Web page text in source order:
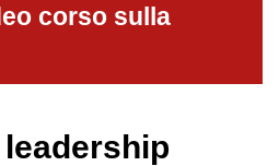
corso sulla
leadership